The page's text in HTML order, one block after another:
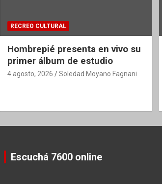
RECREO CULTURAL
Hombrepié presenta en vivo su
primer álbum de estudio
4 agosto, 2026 Soledad Moyano Fagnani
Escuchá 7600 online